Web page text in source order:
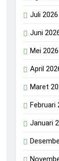
Juli 2026
Juni
Mei 2026
April
Maret
Februari
Januari